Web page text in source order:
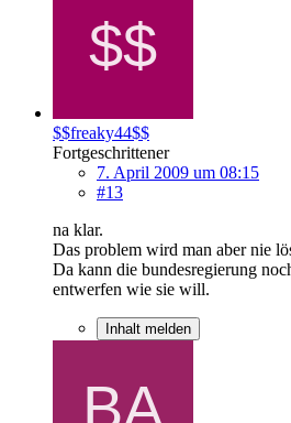
$$freaky44$$
Fortgeschrittener
7. April 2009 um 08:15
#13
na klar.
Das problem wird man aber nie
Da kann die bundesregierung
entwerfen wie sie will.
Inhalt melden